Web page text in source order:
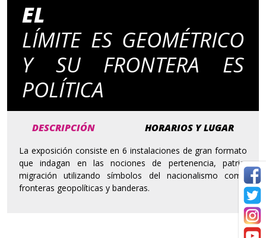
EL
LÍMITE ES GEOMÉTRICO
Y SU FRONTERA ES
POLÍTICA
DESCRIPCIÓN HORARIOS Y LUGAR
La exposición consiste en 6 instalaciones de gran formato
que indagan en las nociones de pertenencia, patria,
migración utilizando símbolos del nacionalismo como
fronteras geopolíticas y banderas.